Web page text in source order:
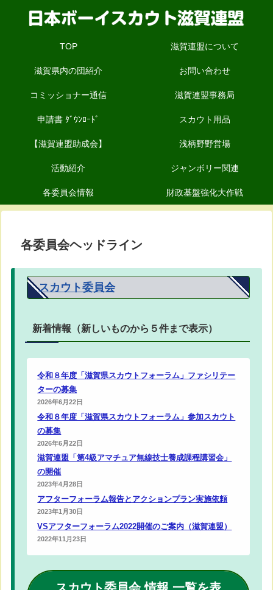
TOP 滋賀連盟について
滋賀県内の団紹介 お問い合わせ
コミッショナー通信 滋賀連盟事務局
申請書 ﾀﾞｳﾝﾛｰﾄﾞ スカウト用品
【滋賀連盟助成会】 浅柄野野営場
活動紹介 ジャンボリー関連
各委員会情報 財政基盤強化大作戦
各委員会ヘッドライン
スカウト委員会
新着情報（新しいものから５件まで表示）
令和８年度「滋賀県スカウトフォーラム」ファシリテー
ターの募集
2026年6月22日
令和８年度「滋賀県スカウトフォーラム」参加スカウト
の募集
2026年6月22日
滋賀連盟「第4級アマチュア無線技士養成課程講習会」
の開催
2023年4月28日
アフターフォーラム報告とアクションプラン実施依頼
2023年1月30日
VSアフターフォーラム2022開催のご案内（滋賀連盟）
2022年11月23日
スカウト委員会 情報 一覧を表